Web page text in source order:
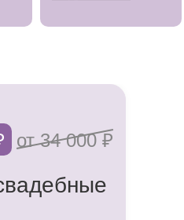
особенной в день
не только
но и полный
сделать подготовку
о вашем образе
от 34 000 ₽